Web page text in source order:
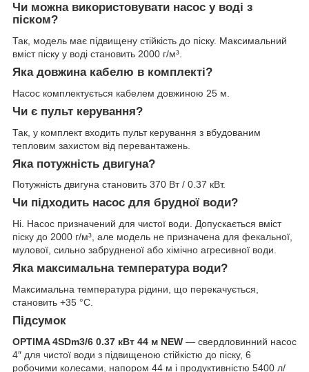
Чи можна використовувати насос у воді з
піском?
Так, модель має підвищену стійкість до піску. Максимальний
вміст піску у воді становить 2000 г/м³.
Яка довжина кабелю в комплекті?
Насос комплектується кабелем довжиною 25 м.
Чи є пульт керування?
Так, у комплект входить пульт керування з вбудованим
тепловим захистом від перевантажень.
Яка потужність двигуна?
Потужність двигуна становить 370 Вт / 0.37 кВт.
Чи підходить насос для брудної води?
Ні. Насос призначений для чистої води. Допускається вміст
піску до 2000 г/м³, але модель не призначена для фекальної,
мулової, сильно забрудненої або хімічно агресивної води.
Яка максимальна температура води?
Максимальна температура рідини, що перекачується,
становить +35 °C.
Підсумок
OPTIMA 4SDm3/6 0.37 кВт 44 м NEW — свердловинний насос
4″ для чистої води з підвищеною стійкістю до піску, 6
робочими колесами, напором 44 м і продуктивністю 5400 л/